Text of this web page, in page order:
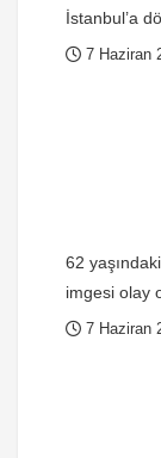
İstanbul’a
7 Haziran
62
imgesi olay
7 Haziran